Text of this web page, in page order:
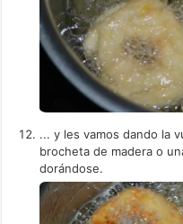
... y les vamos dando la
brocheta de madera o
dorándose.